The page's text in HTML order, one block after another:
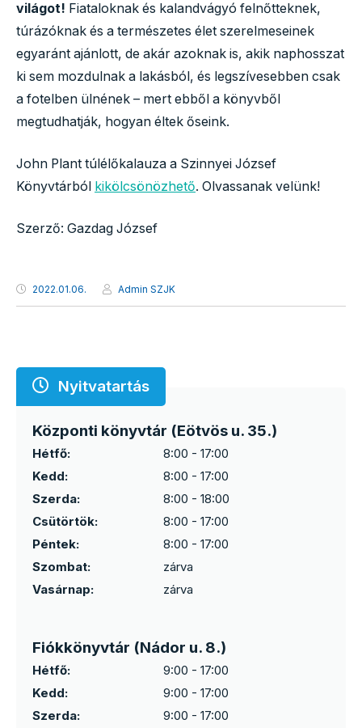
világot! Fiataloknak és kalandvágyó felnőtteknek,
túrázóknak és a természetes élet szerelmeseinek
egyaránt ajánlott, de akár azoknak is, akik naphosszat
ki sem mozdulnak a lakásból, és legszívesebben csak
a fotelben ülnének – mert ebből a könyvből
megtudhatják, hogyan éltek őseink.
John Plant túlélőkalauza a Szinnyei József
Könyvtárból kikölcsönözhető. Olvassanak velünk!
Szerző: Gazdag József
2022.01.06. Admin SZJK
Nyitvatartás
Központi könyvtár (Eötvös u. 35.)
Hétfő:
8:00 - 17:00
Kedd:
8:00 - 17:00
Szerda:
8:00 - 18:00
Csütörtök:
8:00 - 17:00
Péntek:
8:00 - 17:00
Szombat:
zárva
Vasárnap:
zárva
Fiókkönyvtár (Nádor u. 8.)
Hétfő:
9:00 - 17:00
Kedd:
9:00 - 17:00
Szerda:
9:00 - 17:00